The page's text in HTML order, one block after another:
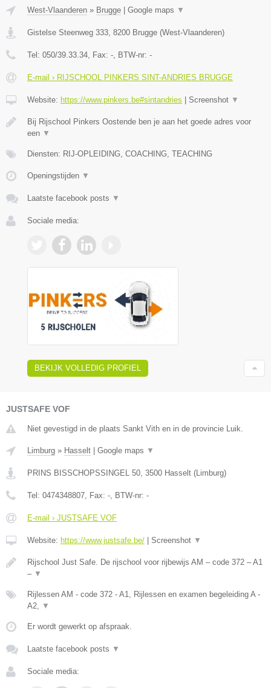
West-Vlaanderen » Brugge Google maps ▼
Gistelse Steenweg 333, 8200 Brugge (West-Vlaanderen)
Tel: 050/39.33.34, Fax: -, BTW-nr: -
E-mail › RIJSCHOOL PINKERS SINT-ANDRIES BRUGGE
Website: https://www.pinkers.be#sintandries Screenshot ▼
Bij Rijschool Pinkers Oostende ben je aan het goede adres voor
een ▼
Diensten: RIJ-OPLEIDING, COACHING, TEACHING
Openingstijden ▼
Laatste facebook posts ▼
Sociale media:
BEKIJK VOLLEDIG PROFIEL
JUSTSAFE VOF
Niet gevestigd in de plaats Sankt Vith en in de provincie Luik.
Limburg » Hasselt Google maps ▼
PRINS BISSCHOPSSINGEL 50, 3500 Hasselt (Limburg)
Tel: 0474348807, Fax: -, BTW-nr: -
E-mail › JUSTSAFE VOF
Website: https://www.justsafe.be/ Screenshot ▼
Rijschool Just Safe. De rijschool voor rijbewijs AM – code 372 – A1
– ▼
Rijlessen AM - code 372 - A1, Rijlessen en examen begeleiding A -
A2, ▼
Er wordt gewerkt op afspraak.
Laatste facebook posts ▼
Sociale media: